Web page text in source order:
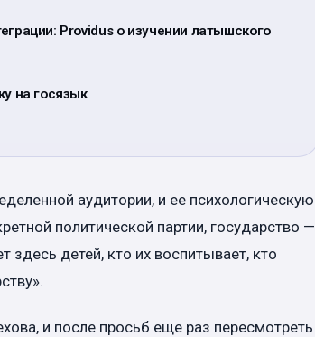
Providus о изучении латышского
на госязык
аудитории, и ее психологическую
политической партии, государство —
детей, кто их воспитывает, кто
и после просьб еще раз пересмотреть